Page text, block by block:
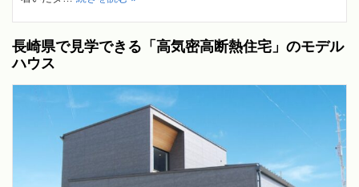
長崎県で見学できる「高気密高断熱住宅」のモデル
ハウス